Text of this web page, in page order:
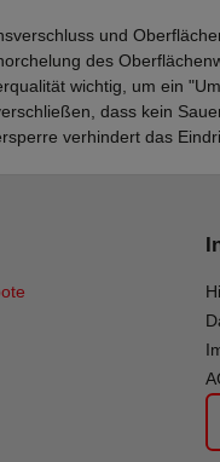
und
des
wichtig, um ein
dass kein
verhindert das